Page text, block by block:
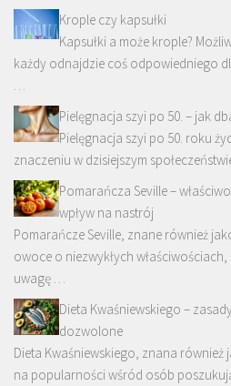
Krople czy kapsułki
Kapsułki a może krople?
każdy odnajdzie coś odpowiedniego
Pielęgnacja szyi po 50. – jak
Pielęgnacja szyi po 50. roku
znaczeniu w dzisiejszym
Pomarańcza Seville –
wpływ na nastrój
Pomarańcze Seville, znane również
owoce o niezwykłych
uwagę …
Dieta Kwaśniewskiego –
dozwolone
Dieta Kwaśniewskiego, znana
na popularności wśród osób